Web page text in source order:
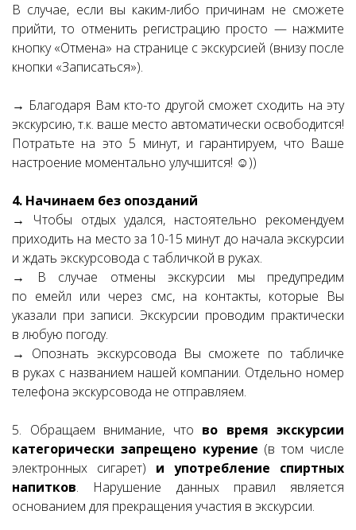
В случае, если вы каким-либо причинам не сможете
прийти, то отменить регистрацию просто — нажмите
кнопку «Отмена» на странице с экскурсией (внизу после
кнопки «Записаться»).
→ Благодаря Вам кто-то другой сможет сходить на эту
экскурсию, т.к. ваше место автоматически освободится!
Потратьте на это 5 минут, и гарантируем, что Ваше
настроение моментально улучшится! ☺))
4. Начинаем без опозданий
→ Чтобы отдых удался, настоятельно рекомендуем
приходить на место за 10-15 минут до начала экскурсии
и ждать экскурсовода с табличкой в руках.
→ В случае отмены экскурсии мы предупредим
по емейл или через смс, на контакты, которые Вы
указали при записи. Экскурсии проводим практически
в любую погоду.
→ Опознать экскурсовода Вы сможете по табличке
в руках с названием нашей компании. Отдельно номер
телефона экскурсовода не отправляем.
5. Обращаем внимание, что во время экскурсии
категорически запрещено курение (в том числе
электронных сигарет) и употребление спиртных
напитков. Нарушение данных правил является
основанием для прекращения участия в экскурсии.